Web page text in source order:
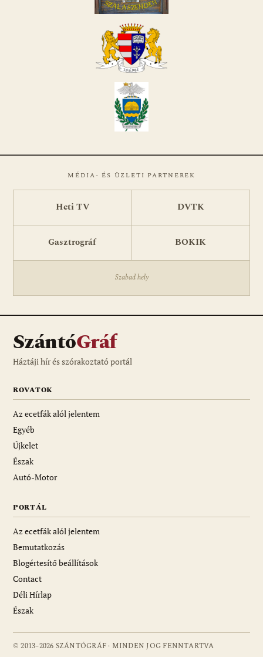
MÉDIA- ÉS ÜZLETI PARTNEREK
Heti TV DVTK
Gasztrográf BOKIK
Szabad hely
SzántóGráf
Háztáji hír és szórakoztató portál
ROVATOK
Az ecetfák alól jelentem
Egyéb
Újkelet
Észak
Autó-Motor
PORTÁL
Az ecetfák alól jelentem
Bemutatkozás
Blogértesítő beállítások
Contact
Déli Hírlap
Észak
© 2013–2026 SZÁNTÓGRÁF · MINDEN JOG FENNTARTVA